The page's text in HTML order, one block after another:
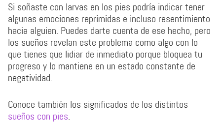
Si soñaste con larvas en los pies podría indicar tener
algunas emociones reprimidas e incluso resentimiento
hacia alguien. Puedes darte cuenta de ese hecho, pero
los sueños revelan este problema como algo con lo
que tienes que lidiar de inmediato porque bloquea tu
progreso y lo mantiene en un estado constante de
negatividad.
Conoce también los significados de los distintos
sueños con pies.